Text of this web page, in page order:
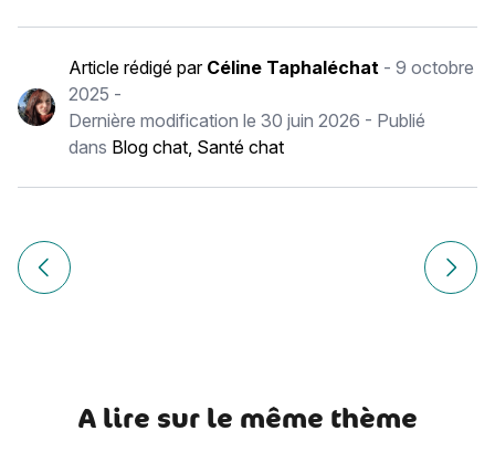
Article rédigé par Céline Taphaléchat -9 octobre
2025 -
Dernière modification le30 juin 2026 - Publié
dans Blog chat, Santé chat
Navigation
de
Article précédent Chiens urbains : conseils pour bien vivre
Article
A lire sur le même thème